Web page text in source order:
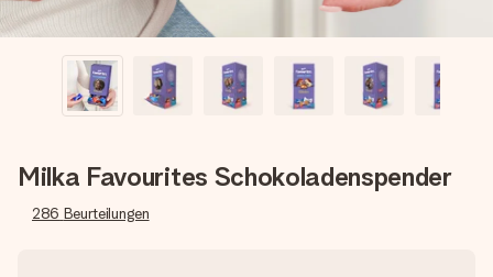
Milka Favourites Schokoladenspender
286 Beurteilungen